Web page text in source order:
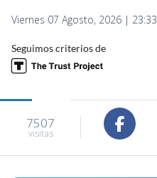
Viernes 07 Agosto, 2026 | 23:33
Seguimos criterios de
7507
visitas